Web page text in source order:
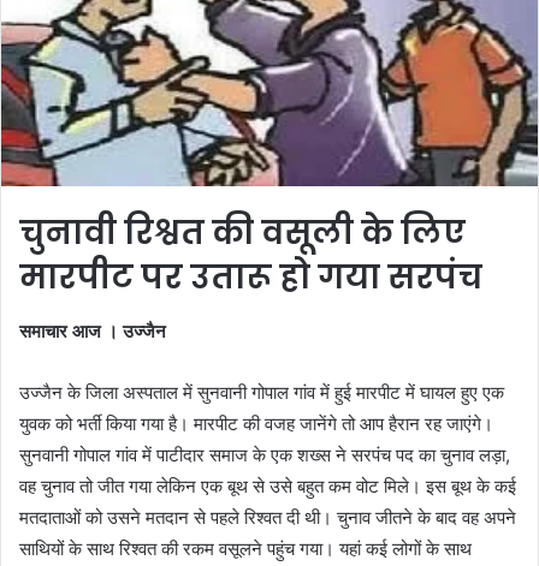
चुनावी रिश्वत की वसूली के लिए
मारपीट पर उतारू हाे गया सरपंच
समाचार आज । उज्‍जैन
उज्जैन के जिला अस्पताल में सुनवानी गोपाल गांव में हुई मारपीट में घायल हुए एक
युवक को भर्ती किया गया है। मारपीट की वजह जानेंगे तो आप हैरान रह जाएंगे।
सुनवानी गोपाल गांव में पाटीदार समाज के एक शख्स ने सरपंच पद का चुनाव लड़ा,
वह चुनाव तो जीत गया लेकिन एक बूथ से उसे बहुत कम वोट मिले। इस बूथ के कई
मतदाताओं को उसने मतदान से पहले रिश्वत दी थी। चुनाव जीतने के बाद वह अपने
साथियों के साथ रिश्वत की रकम वसूलने पहुंच गया। यहां कई लोगों के साथ